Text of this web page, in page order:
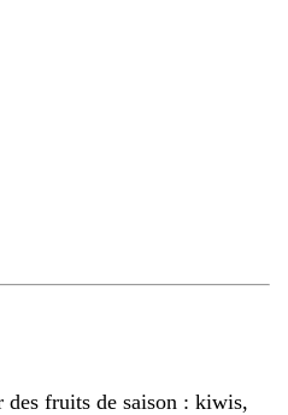
des fruits de saison : kiwis,